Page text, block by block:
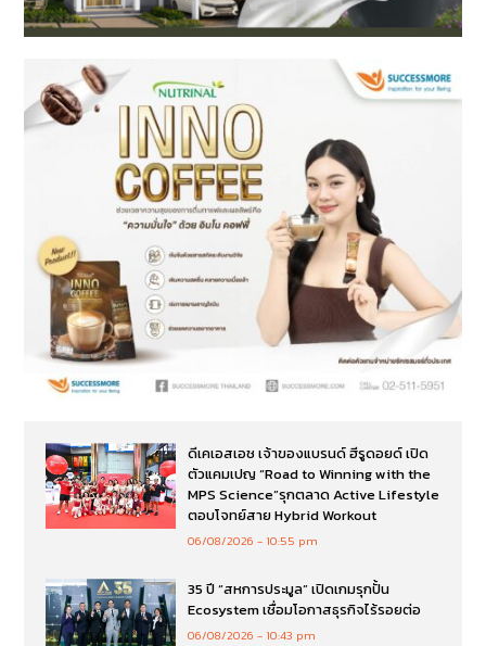
ดีเคเอสเอช เจ้าของแบรนด์ ฮีรูดอยด์ เปิด
ตัวแคมเปญ “Road to Winning with the
MPS Science”รุกตลาด Active Lifestyle
ตอบโจทย์สาย Hybrid Workout
06/08/2026 10:55 pm
35 ปี “สหการประมูล” เปิดเกมรุกปั้น
Ecosystem เชื่อมโอกาสธุรกิจไร้รอยต่อ
06/08/2026 10:43 pm